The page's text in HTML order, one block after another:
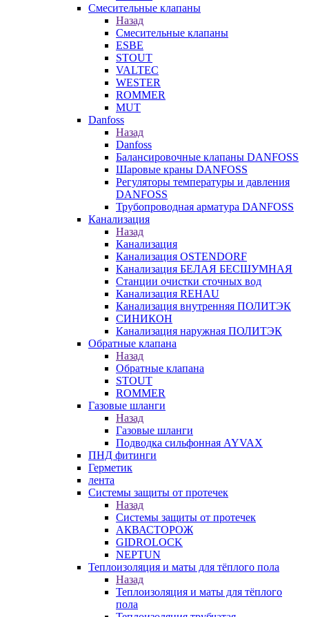
Смесительные клапаны
Назад
Смесительные клапаны
ESBE
STOUT
VALTEC
WESTER
ROMMER
MUT
Danfoss
Назад
Danfoss
Балансировочные клапаны DANFOSS
Шаровые краны DANFOSS
Регуляторы температуры и давления
DANFOSS
Трубопроводная арматура DANFOSS
Канализация
Назад
Канализация
Канализация OSTENDORF
Канализация БЕЛАЯ БЕСШУМНАЯ
Станции очистки сточных вод
Канализация REHAU
Канализация внутренняя ПОЛИТЭК
СИНИКОН
Канализация наружная ПОЛИТЭК
Обратные клапана
Назад
Обратные клапана
STOUT
ROMMER
Газовые шланги
Назад
Газовые шланги
Подводка сильфонная AYVAX
ПНД фитинги
Герметик
лента
Системы защиты от протечек
Назад
Системы защиты от протечек
АКВАСТОРОЖ
GIDROLOCK
NEPTUN
Теплоизоляция и маты для тёплого пола
Назад
Теплоизоляция и маты для тёплого
пола